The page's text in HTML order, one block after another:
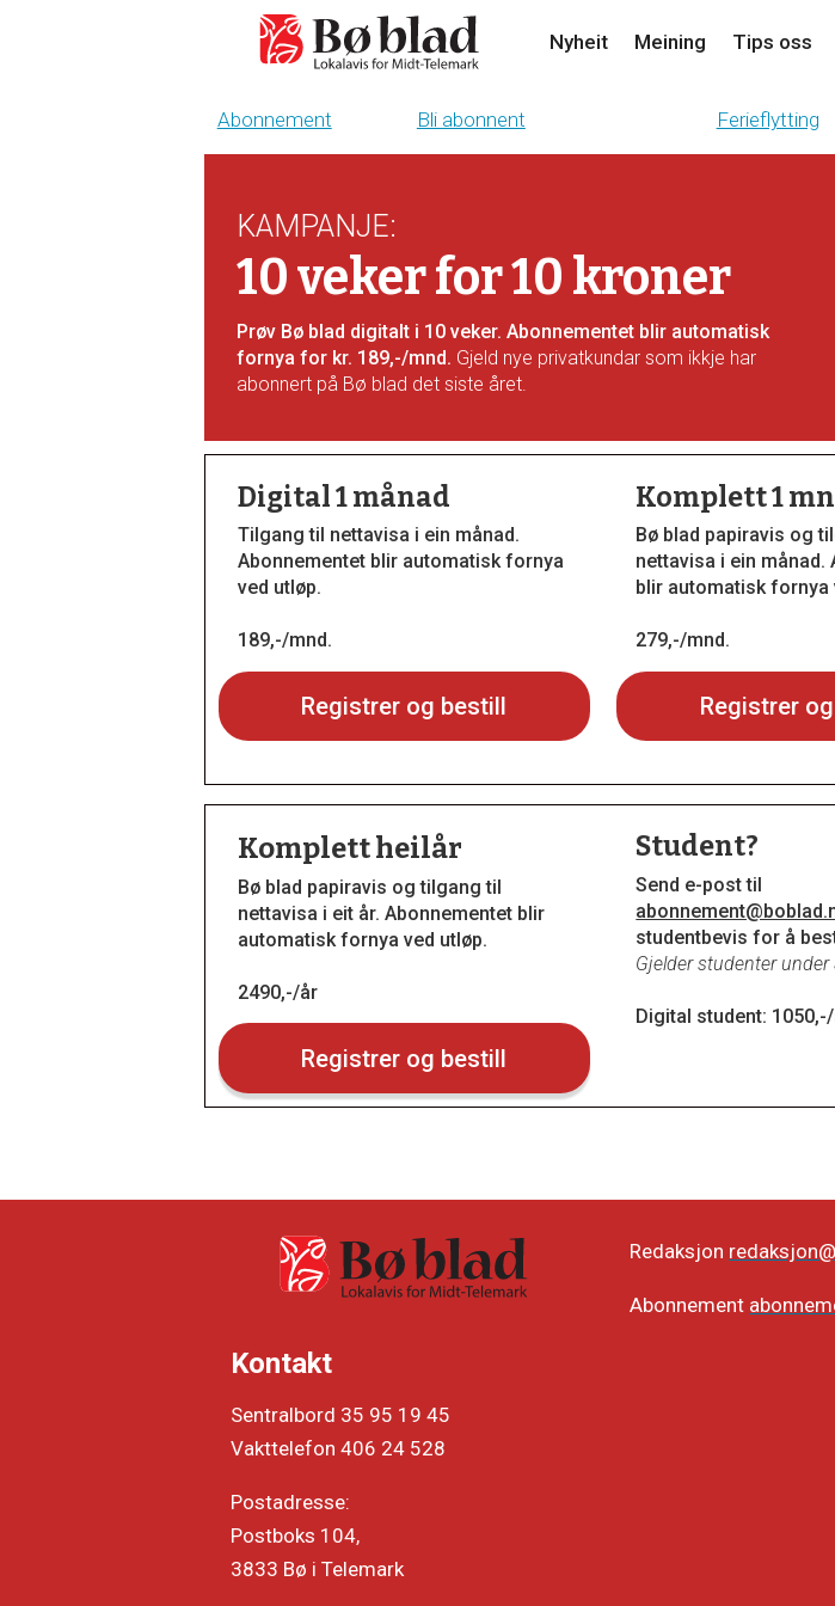
Nyheit Meining Tips oss
Abonnement Bli abonnent Ferieflytting
KAMPANJE:
10 veker for 10 kroner
Prøv Bø blad digitalt i 10 veker. Abonnementet blir automatisk
fornya for kr. 189,-/mnd. Gjeld nye privatkundar som ikkje har
abonnert på Bø blad det siste året.
Digital 1 månad
Tilgang til nettavisa i ein månad.
Abonnementet blir automatisk fornya
ved utløp.
189,-/mnd.
Registrer og bestill
Komplett 1
Bø blad papiravis og
nettavisa i ein månad.
blir automatisk fornya
279,-/mnd.
Registrer
Komplett heilår
Bø blad papiravis og tilgang til
nettavisa i eit år. Abonnementet blir
automatisk fornya ved utløp.
2490,-/år
Registrer og bestill
Student?
Send e-post til
studentbevis for å
Gjelder studenter under
Digital student:
Kontakt
Sentralbord 35 95 19 45
Vakttelefon 406 24 528
Postadresse:
Postboks 104,
3833 Bø i Telemark
Redaksjon
Abonnement